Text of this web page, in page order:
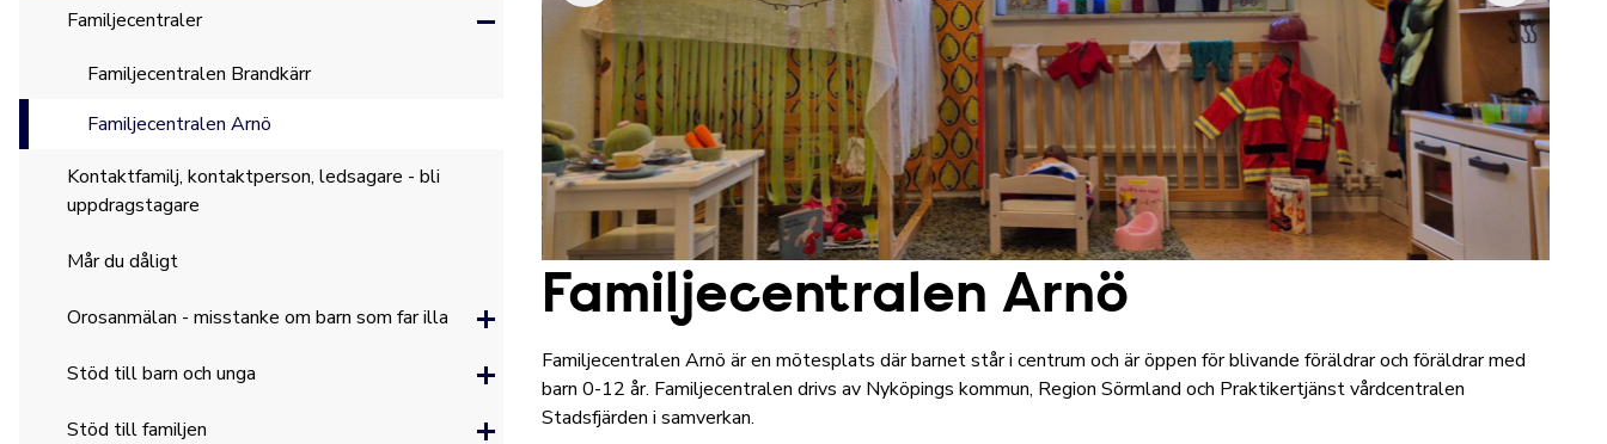
Familjecentralen Arnö
Familjecentralen Arnö är en mötesplats där barnet står i centrum och är öppen för blivande föräldrar och föräldrar med
barn 0-12 år. Familjecentralen drivs av Nyköpings kommun, Region Sörmland och Praktikertjänst vårdcentralen
Stadsfjärden i samverkan.
Familjecentraler
Familjecentralen Brandkärr
Familjecentralen Arnö
Kontaktfamilj, kontaktperson, ledsagare - bli
uppdragstagare
Mår du dåligt
Orosanmälan - misstanke om barn som far illa
Stöd till barn och unga
Stöd till familjen